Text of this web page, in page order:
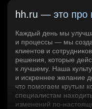
hh.ru — это про
Каждый день мы
и процессы — мы
клиентов и
решения, которые
к лучшему. Наша
и искреннее желание
что помогаем крутым
специалистам
изменений